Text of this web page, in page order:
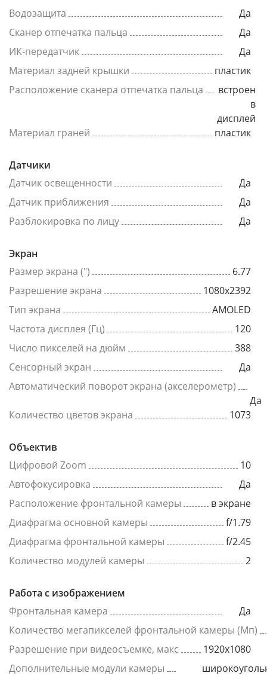
Водозащита
Да
Сканер отпечатка пальца
Да
ИК-передатчик
Да
Материал задней крышки
пластик
Расположение сканера отпечатка пальца
встроен
в
дисплей
Материал граней
пластик
Датчики
Датчик освещенности
Да
Датчик приближения
Да
Разблокировка по лицу
Да
Экран
Размер экрана (")
6.77
Разрешение экрана
1080x2392
Тип экрана
AMOLED
Частота дисплея (Гц)
120
Число пикселей на дюйм
388
Сенсорный экран
Да
Автоматический поворот экрана (акселерометр)
Да
Количество цветов экрана
1073
Объектив
Цифровой Zoom
10
Автофокусировка
Да
Расположение фронтальной камеры
в экране
Диафрагма основной камеры
f/1.79
Диафрагма фронтальной камеры
f/2.45
Количество модулей камеры
2
Работа с изображением
Фронтальная камера
Да
Количество мегапикселей фронтальной камеры (Мп)
Разрешение при видеосъемке, макс
1920x1080
Дополнительные модули камеры